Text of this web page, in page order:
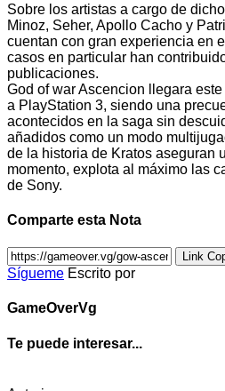
Sobre los artistas a cargo de
Minoz, Seher, Apollo Cacho y
cuentan con gran experiencia en
casos en particular han
publicaciones.
God of war Ascencion llegara
a PlayStation 3, siendo una
acontecidos en la saga sin
añadidos como un modo
de la historia de Kratos aseguran
momento, explota al máximo las
de Sony.
Comparte esta Nota
Link
Sígueme Escrito por
GameOverVg
Te puede interesar...